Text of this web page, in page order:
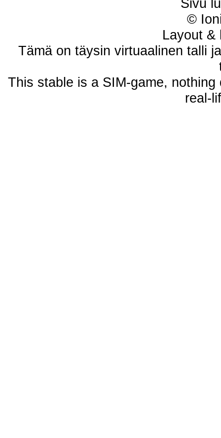
Sivu
©
Layout &
Tämä on täysin virtuaalinen talli
This stable is a SIM-game,
real-